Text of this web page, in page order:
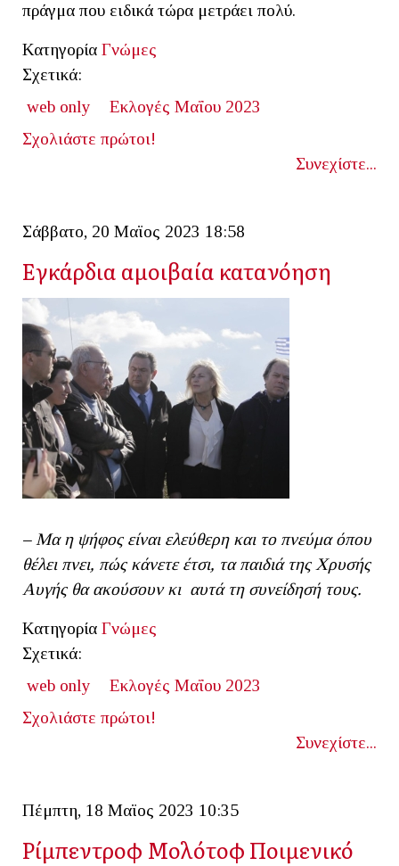
πράγμα που ειδικά τώρα μετράει πολύ.
Κατηγορία Γνώμες
Σχετικά:
web only
Εκλογές Μαΐου 2023
Σχολιάστε πρώτοι!
Συνεχίστε...
Σάββατο, 20 Μαϊος 2023 18:58
Εγκάρδια αμοιβαία κατανόηση
– Μα η ψήφος είναι ελεύθερη και το πνεύμα όπου
θέλει πνει, πώς κάνετε έτσι, τα παιδιά της Χρυσής
Αυγής θα ακούσουν κι αυτά τη συνείδησή τους.
Κατηγορία Γνώμες
Σχετικά:
web only
Εκλογές Μαΐου 2023
Σχολιάστε πρώτοι!
Συνεχίστε...
Πέμπτη, 18 Μαϊος 2023 10:35
Ρίμπεντροφ Μολότοφ Ποιμενικό